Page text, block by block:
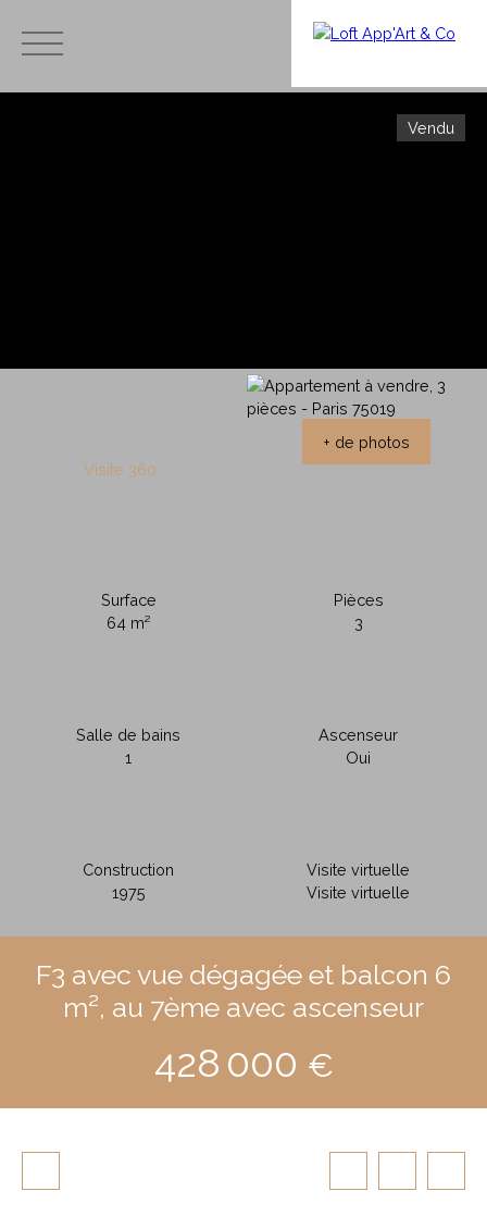
Vendu
Visite 360
+ de photos
Surface
64 m²
Pièces
3
Salle de bains
1
Ascenseur
Oui
Construction
1975
Visite virtuelle
Visite virtuelle
F3 avec vue dégagée et balcon 6
m², au 7ème avec ascenseur
428 000 €